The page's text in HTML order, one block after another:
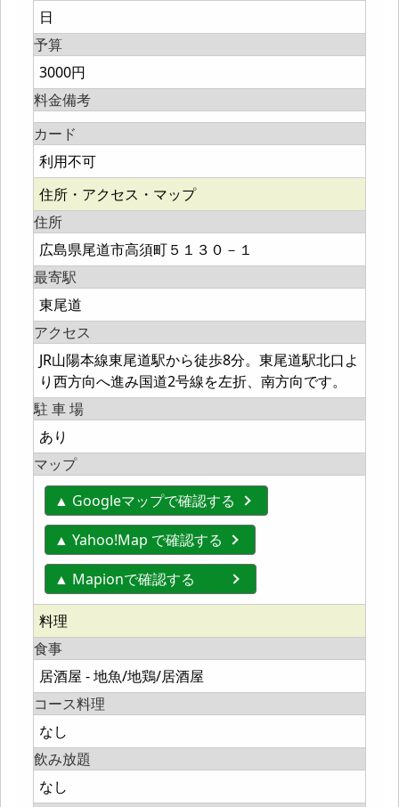
日
予算
3000円
料金備考
カード
利用不可
住所・アクセス・マップ
住所
広島県尾道市高須町５１３０－１
最寄駅
東尾道
アクセス
JR山陽本線東尾道駅から徒歩8分。東尾道駅北口よ
り西方向へ進み国道2号線を左折、南方向です。
駐 車 場
あり
マップ
▲ Googleマップで確認する
▲ Yahoo!Map で確認する
▲ Mapionで確認する
料理
食事
居酒屋 - 地魚/地鶏/居酒屋
コース料理
なし
飲み放題
なし